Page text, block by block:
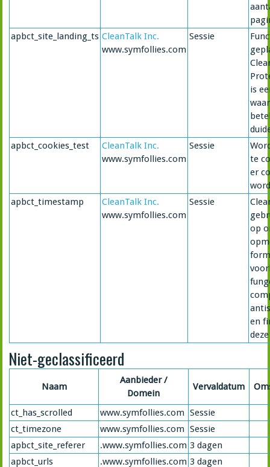
apbct_site_landing_ts CleanTalk Inc.
www.symfollies.com
Sessie
is
apbct_cookies_test
CleanTalk Inc.
www.symfollies.com
Sessie
te
er
apbct_timestamp
CleanTalk Inc.
www.symfollies.com
Sessie
op
en
Niet-geclassificeerd
Naam
Aanbieder /
Domein
Vervaldatum
ct_has_scrolled www.symfollies.com Sessie
ct_timezone
www.symfollies.com Sessie
apbct_site_referer
.www.symfollies.com 3 dagen
apbct_urls
.www.symfollies.com 3 dagen